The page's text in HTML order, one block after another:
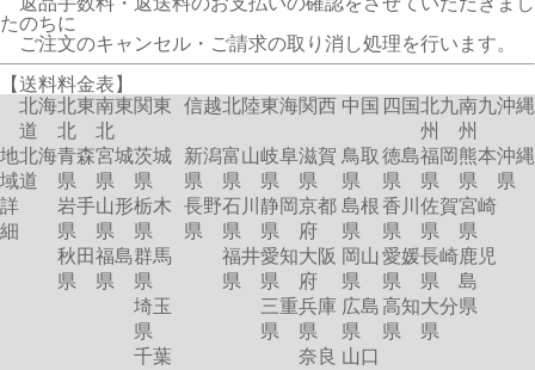
たのちに
ご注文のキャンセル・ご請求の取り消し処理を行います。
【送料料金表】
北海
道
北東
北
南東
北
関東 信越北陸東海関西 中国 四国北九
州
南九
州
沖縄
地
域
詳
細
北海
道
青森
県
岩手
県
秋田
県
宮城
県
山形
県
福島
県
茨城
県
栃木
県
群馬
県
埼玉
県
千葉
新潟
県
長野
県
富山
県
石川
県
福井
県
岐阜
県
静岡
県
愛知
県
三重
県
滋賀
県
京都
府
大阪
府
兵庫
県
奈良
鳥取
県
島根
県
岡山
県
広島
県
山口
徳島
県
香川
県
愛媛
県
高知
県
福岡
県
佐賀
県
長崎
県
大分
県
熊本
県
宮崎
県
鹿児
島
県
沖縄
県